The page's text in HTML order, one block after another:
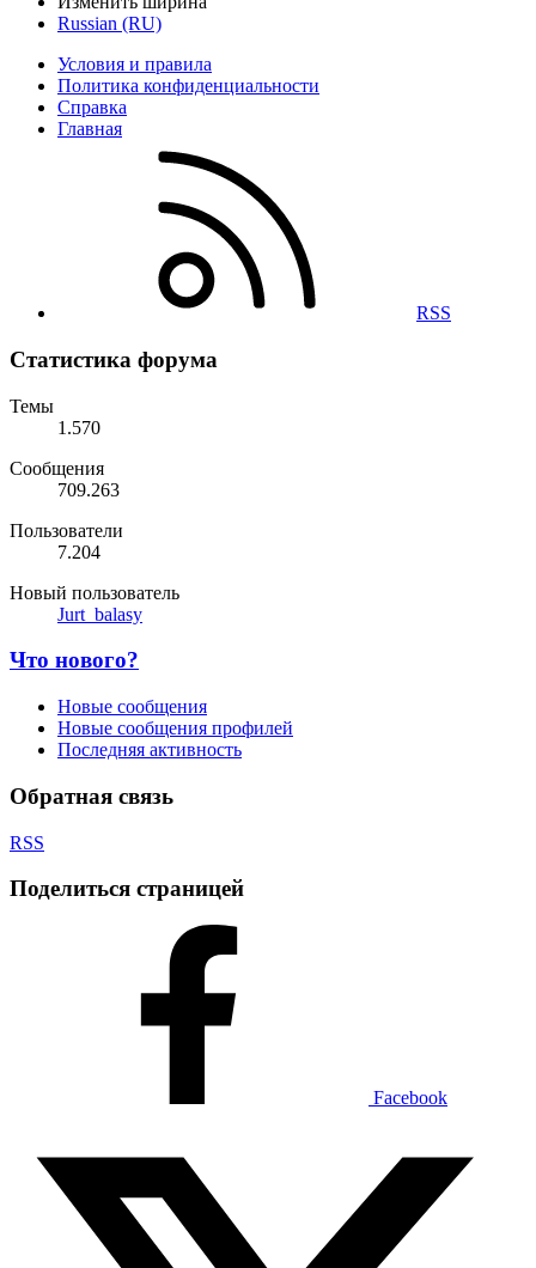
Russian (RU)
Условия и правила
Политика конфиденциальности
Справка
Главная
RSS
Статистика форума
Темы
1.570
Сообщения
709.263
Пользователи
7.204
Новый пользователь
Jurt_balasy
Что нового?
Новые сообщения
Новые сообщения профилей
Последняя активность
Обратная связь
RSS
Поделиться страницей
Facebook